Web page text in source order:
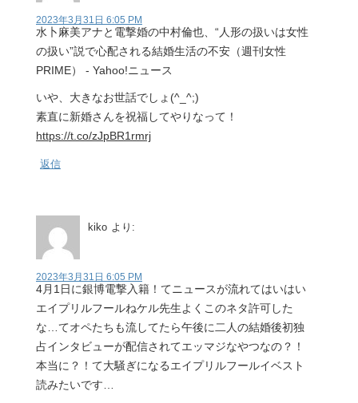
2023年3月31日 6:05 PM
水卜麻美アナと電撃婚の中村倫也、“人形の扱いは女性
の扱い”説で心配される結婚生活の不安（週刊女性
PRIME） - Yahoo!ニュース
いや、大きなお世話でしょ(^_^;)
素直に新婚さんを祝福してやりなって！
https://t.co/zJpBR1rmrj
返信
kiko より:
2023年3月31日 6:05 PM
4月1日に銀博電撃入籍！てニュースが流れてはいはい
エイプリルフールねケル先生よくこのネタ許可した
な…てオペたちも流してたら午後に二人の結婚後初独
占インタビューが配信されてエッマジなやつなの？！
本当に？！て大騒ぎになるエイプリルフールイベスト
読みたいです…